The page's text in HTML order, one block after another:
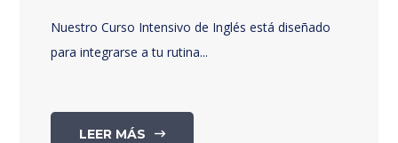
Nuestro Curso Intensivo de Inglés está diseñado
para integrarse a tu rutina...
LEER MÁS